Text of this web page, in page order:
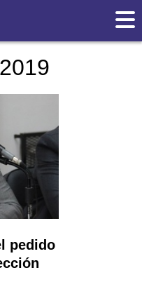
pedido